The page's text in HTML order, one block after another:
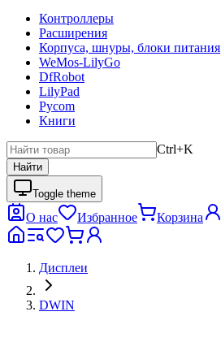
Контроллеры
Расширения
Корпуса, шнуры, блоки питания
WeMos-LilyGo
DfRobot
LilyPad
Pycom
Книги
Ctrl+K
Найти
Toggle theme
О нас Избранное Корзина
Дисплеи
DWIN